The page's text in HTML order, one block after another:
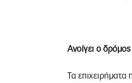
Ανοίγει ο
Τα επιχειρήματα